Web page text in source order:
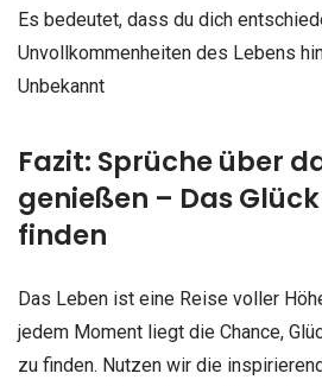
Es bedeutet, dass du dich
Unvollkommenheiten des Lebens
Unbekannt
Fazit: Sprüche über
genießen – Das
finden
Das Leben ist eine Reise voller
jedem Moment liegt die Chance,
zu finden. Nutzen wir die